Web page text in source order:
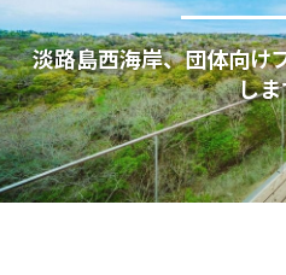
淡路島西海岸、団体向け
し